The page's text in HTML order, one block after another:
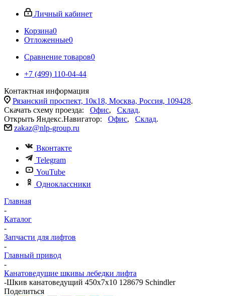
Личный кабинет
Корзина0
Отложенные0
Сравнение товаров0
+7 (499) 110-04-44
Контактная информация
Рязанский проспект, 10к18, Москва, Россия, 109428.
Скачать схему проезда: Офис, Склад.
Открыть Яндекс.Навигатор: Офис, Склад.
zakaz@nlp-group.ru
Вконтакте
Telegram
YouTube
Одноклассники
Главная
-
Каталог
-
Запчасти для лифтов
-
Главный привод
-
Канатоведущие шкивы лебедки лифта
-Шкив канатоведущий 450х7х10 128679 Schindler
Поделиться